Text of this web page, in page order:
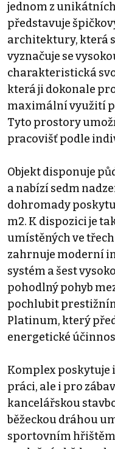
jednom z
představuje
architektury, která
vyznačuje se
charakteristická
která ji dokonale
maximální využití
Tyto prostory
pracovišť podle
Objekt disponuje
a nabízí sedm
dohromady
m2. K dispozici je
umístěných ve
zahrnuje moderní
systém a šest
pohodlný pohyb
pochlubit
Platinum, který
energetické
Komplex poskytuje
práci, ale i pro
kancelářskou
běžeckou dráhou
sportovním